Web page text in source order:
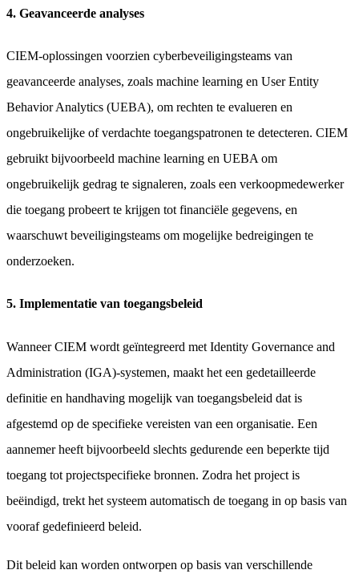
4. Geavanceerde analyses
CIEM-oplossingen voorzien cyberbeveiligingsteams van
geavanceerde analyses, zoals machine learning en User Entity
Behavior Analytics (UEBA), om rechten te evalueren en
ongebruikelijke of verdachte toegangspatronen te detecteren. CIEM
gebruikt bijvoorbeeld machine learning en UEBA om
ongebruikelijk gedrag te signaleren, zoals een verkoopmedewerker
die toegang probeert te krijgen tot financiële gegevens, en
waarschuwt beveiligingsteams om mogelijke bedreigingen te
onderzoeken.
5. Implementatie van toegangsbeleid
Wanneer CIEM wordt geïntegreerd met Identity Governance and
Administration (IGA)-systemen, maakt het een gedetailleerde
definitie en handhaving mogelijk van toegangsbeleid dat is
afgestemd op de specifieke vereisten van een organisatie. Een
aannemer heeft bijvoorbeeld slechts gedurende een beperkte tijd
toegang tot projectspecifieke bronnen. Zodra het project is
beëindigd, trekt het systeem automatisch de toegang in op basis van
vooraf gedefinieerd beleid.
Dit beleid kan worden ontworpen op basis van verschillende